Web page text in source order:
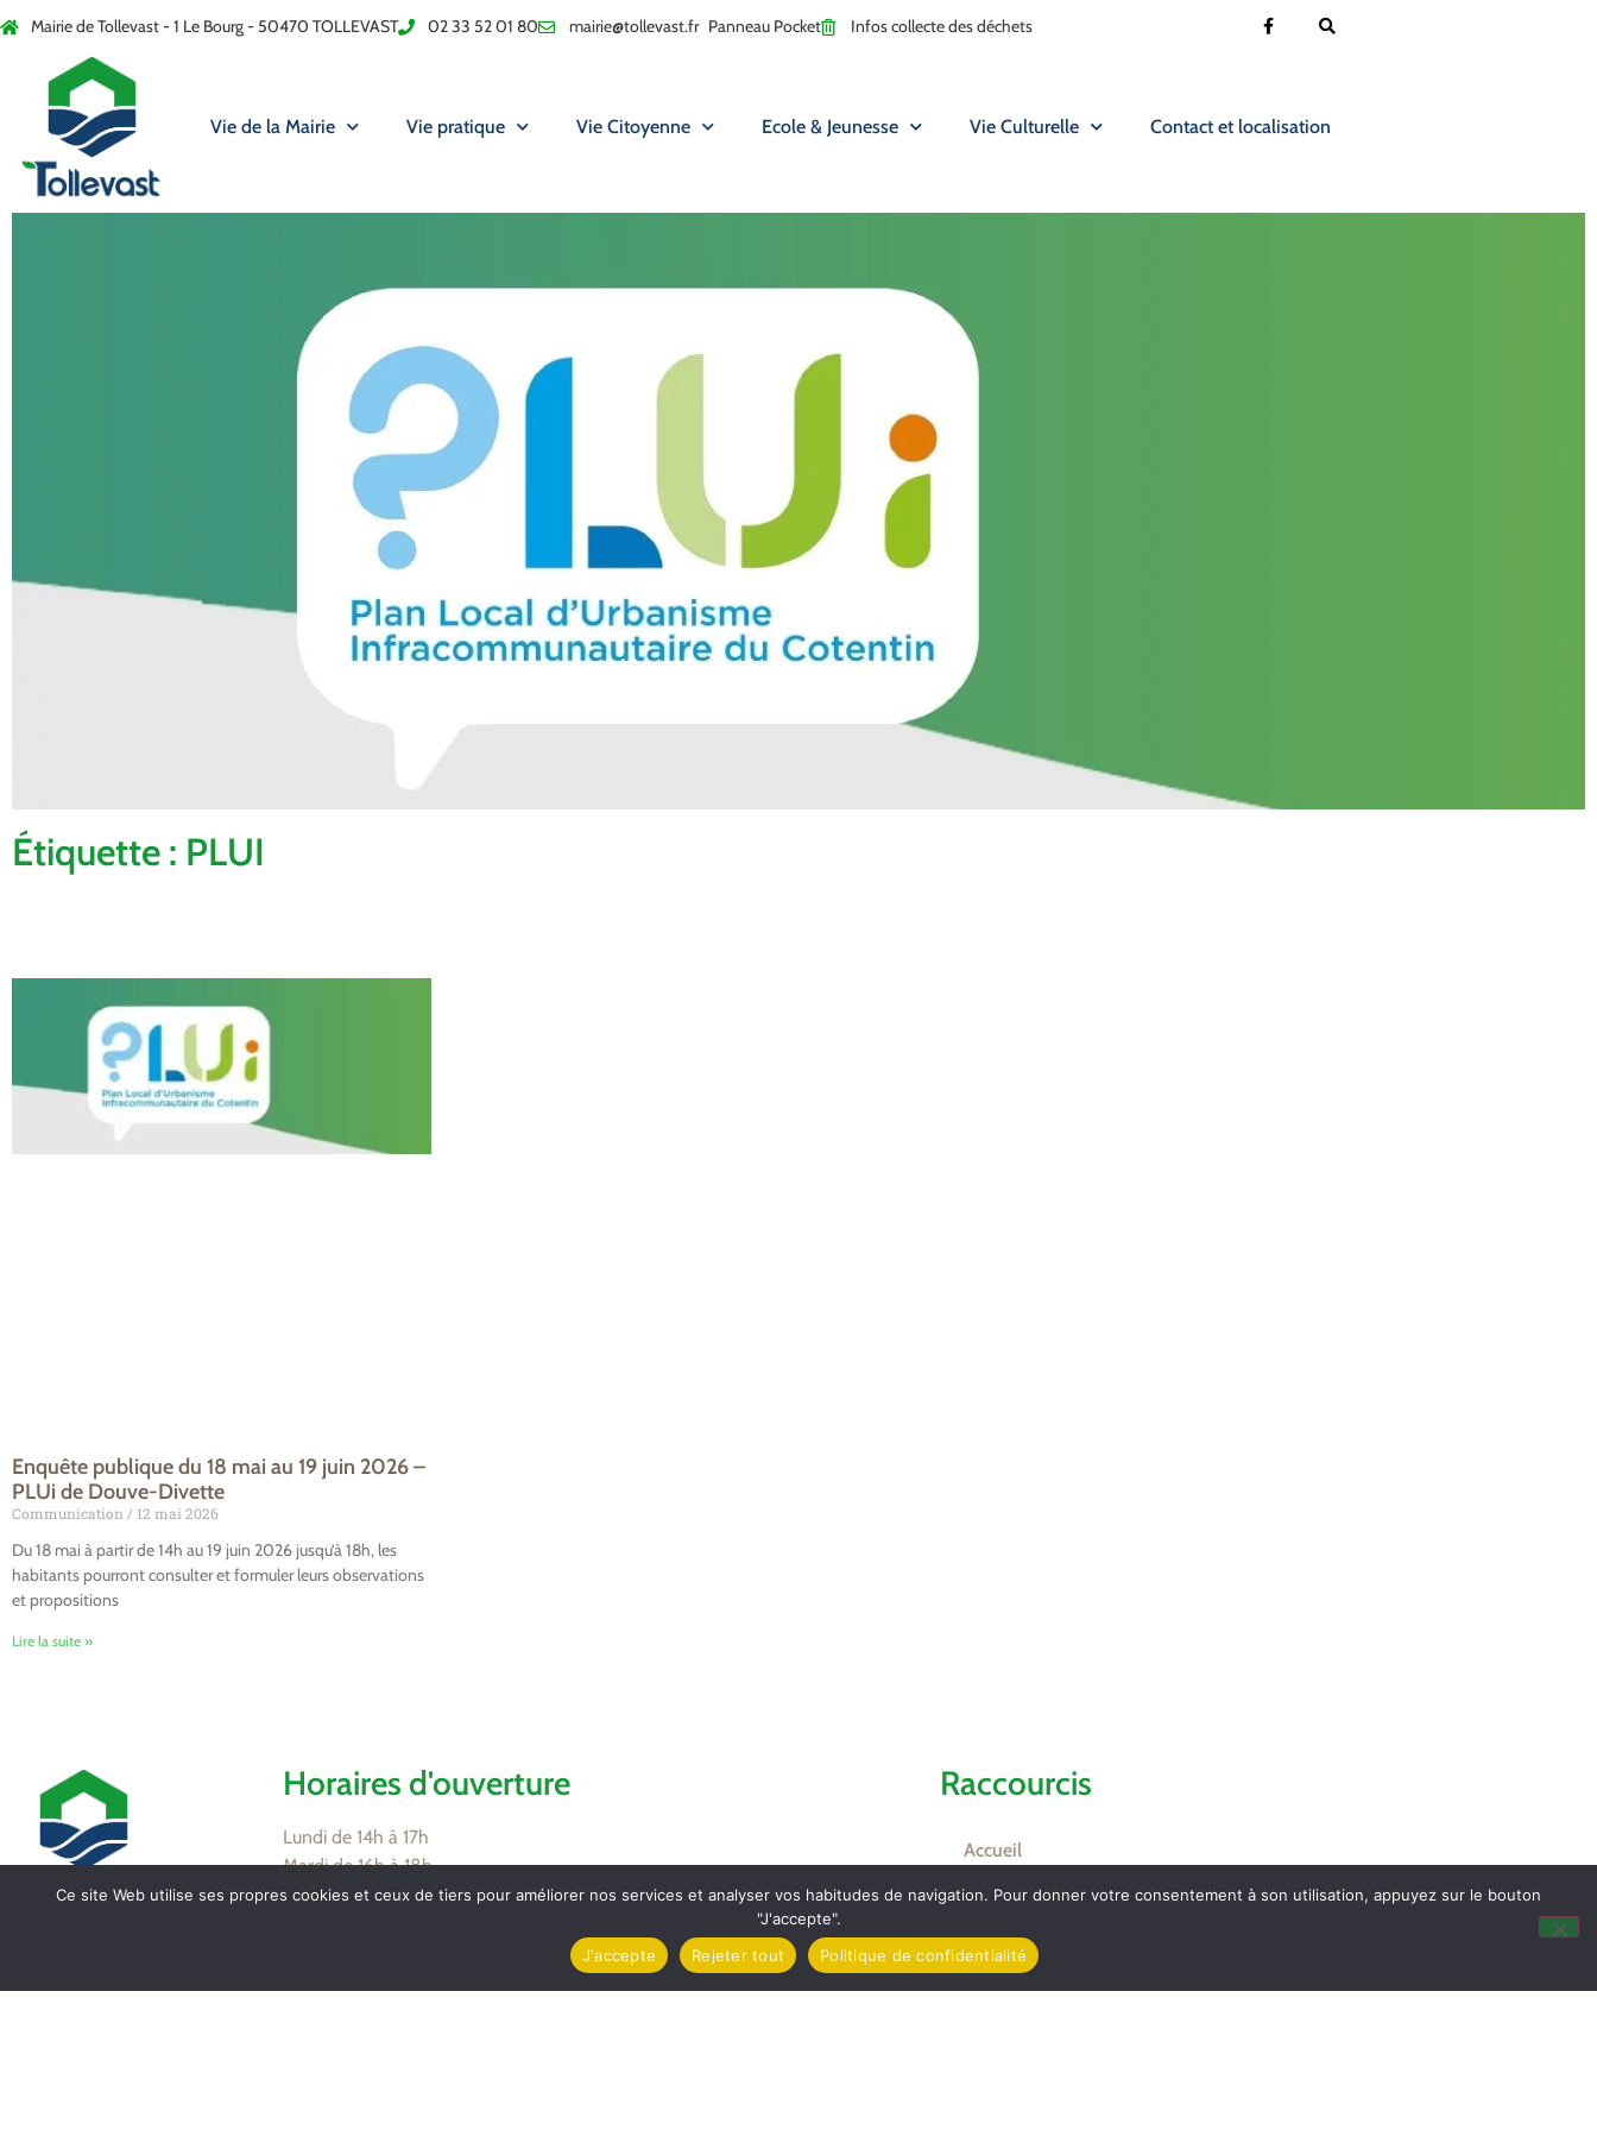
Mairie de Tollevast - 1 Le Bourg - 50470 TOLLEVAST 02 33 52 01 80 mairie@tollevast.fr Panneau Pocket Infos collecte des déchets
Vie de la Mairie Vie pratique Vie Citoyenne Ecole & Jeunesse Vie Culturelle Contact et localisation
Étiquette : PLUI
Enquête publique du 18 mai au 19 juin 2026 –
PLUi de Douve-Divette
Communication 12 mai 2026
Du 18 mai à partir de 14h au 19 juin 2026 jusqu’à 18h, les
habitants pourront consulter et formuler leurs observations
et propositions
Lire la suite »
Horaires d'ouverture
Lundi de 14h à 17h
Mardi de 16h à 18h
Jeudi de 8h30 à 12h
Partagez / Imprimez
Raccourcis
Accueil
Comptes rendus du Conseil Municipal
Contact et localisation
Ce site Web utilise ses propres cookies et ceux de tiers pour améliorer nos services et analyser vos habitudes de navigation. Pour donner votre consentement à son utilisation, appuyez sur le bouton
"J'accepte".
J'accepte
Rejeter tout Politique de confidentialité